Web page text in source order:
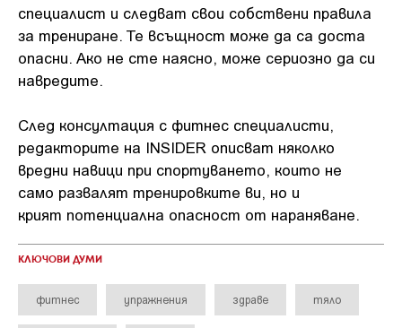
специалист и следват свои собствени правила
за трениране. Те всъщност може да са доста
опасни. Ако не сте наясно, може сериозно да си
навредите.
След консултация с фитнес специалисти,
редакторите на INSIDER описват няколко
вредни навици при спортуването, които не
само развалят тренировките ви, но и
крият потенциална опасност от нараняване.
КЛЮЧОВИ ДУМИ
фитнес упражнения здраве тяло